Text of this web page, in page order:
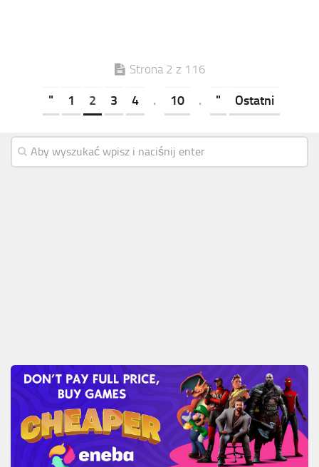
Strona 2 z 116
" 1 2 3 4 . 10 . " Ostatni